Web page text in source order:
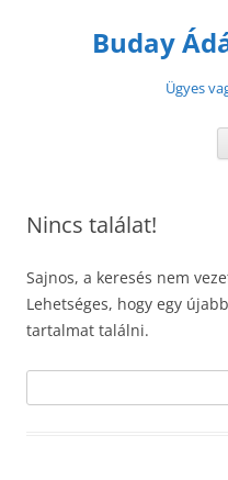
Buday
Ügyes
Nincs találat!
Sajnos, a keresés nem
Lehetséges, hogy egy
tartalmat találni.